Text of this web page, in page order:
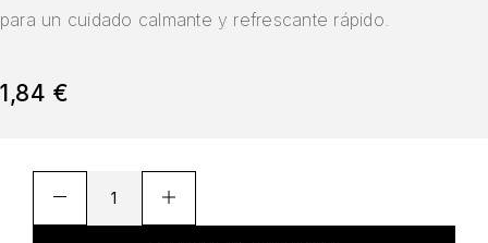
para un cuidado calmante y refrescante rápido.
1,84€